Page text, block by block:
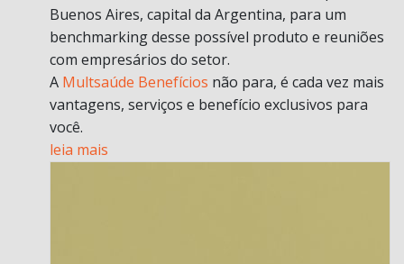
Buenos Aires, capital da Argentina, para um
benchmarking desse possível produto e reuniões
com empresários do setor.
A Multsaúde Benefícios não para, é cada vez mais
vantagens, serviços e benefício exclusivos para
você.
leia mais